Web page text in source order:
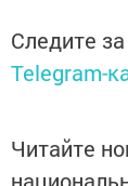
Следите
Telegram-
Читайте